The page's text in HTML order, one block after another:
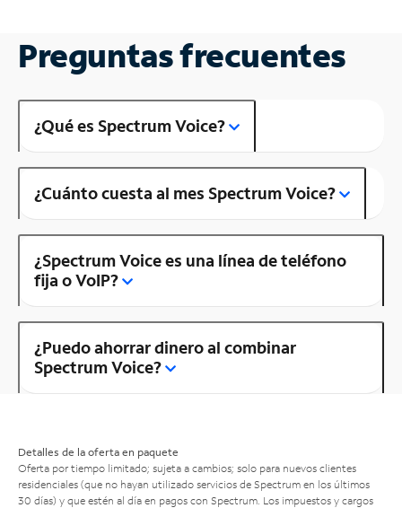
Preguntas frecuentes
¿Qué es Spectrum Voice?
¿Cuánto cuesta al mes Spectrum Voice?
¿Spectrum Voice es una línea de teléfono
fija o VoIP?
¿Puedo ahorrar dinero al combinar
Spectrum Voice?
Detalles de la oferta en paquete
Oferta por tiempo limitado; sujeta a cambios; solo para nuevos clientes
residenciales (que no hayan utilizado servicios de Spectrum en los últimos
30 días) y que estén al día en pagos con Spectrum. Los impuestos y cargos